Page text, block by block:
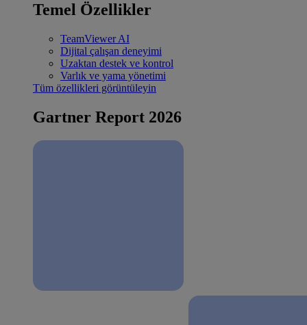
Temel Özellikler
TeamViewer AI
Dijital çalışan deneyimi
Uzaktan destek ve kontrol
Varlık ve yama yönetimi
Tüm özellikleri görüntüleyin
Gartner Report 2026